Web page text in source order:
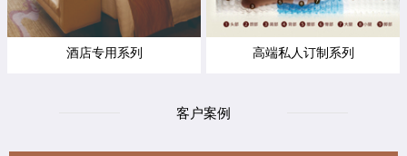
酒店专用系列 高端私人订制系列
客户案例